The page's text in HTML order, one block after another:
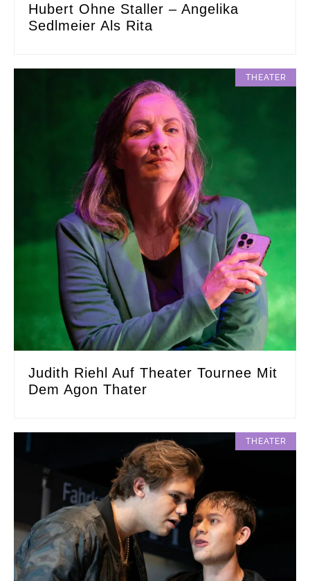
Hubert Ohne Staller – Angelika
Sedlmeier Als Rita
THEATER
Judith Riehl Auf Theater Tournee Mit
Dem Agon Thater
THEATER